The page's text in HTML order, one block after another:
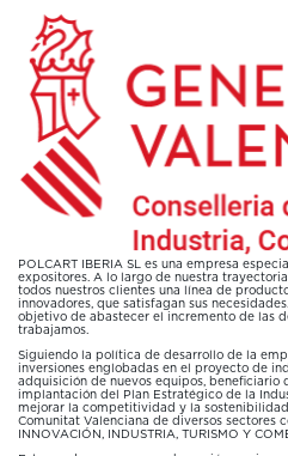
POLCART IBERIA SL es una empresa
expositores. A lo largo de nuestra
todos nuestros clientes una línea de
innovadores, que satisfagan sus
objetivo de abastecer el incremento de las
trabajamos.
Siguiendo la política de desarrollo de la
inversiones englobadas en el proyecto de
adquisición de nuevos equipos, beneficiario
implantación del Plan Estratégico de la
mejorar la competitividad y la
Comunitat Valenciana de diversos sectores
INNOVACIÓN, INDUSTRIA, TURISMO Y